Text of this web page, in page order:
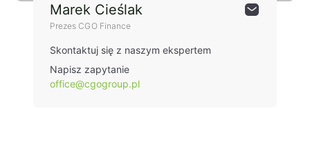
Marek Cieślak
Prezes CGO Finance
Skontaktuj się z naszym ekspertem
Napisz zapytanie
office@cgogroup.pl